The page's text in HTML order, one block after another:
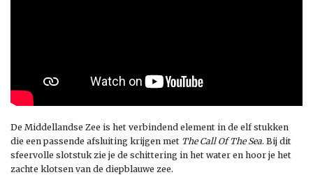
De Middellandse Zee is het verbindend element in de elf stukken
die een passende afsluiting krijgen met The Call Of The Sea. Bij dit
sfeervolle slotstuk zie je de schittering in het water en hoor je het
zachte klotsen van de diepblauwe zee.